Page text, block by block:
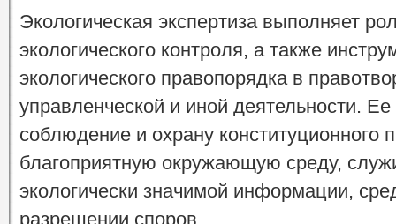
Экологическая экспертиза выполняет
экологического контроля, а также
экологического правопорядка в
управленческой и иной деятельности.
соблюдение и охрану конституционного
благоприятную окружающую среду,
экологически значимой информации,
разрешении споров.